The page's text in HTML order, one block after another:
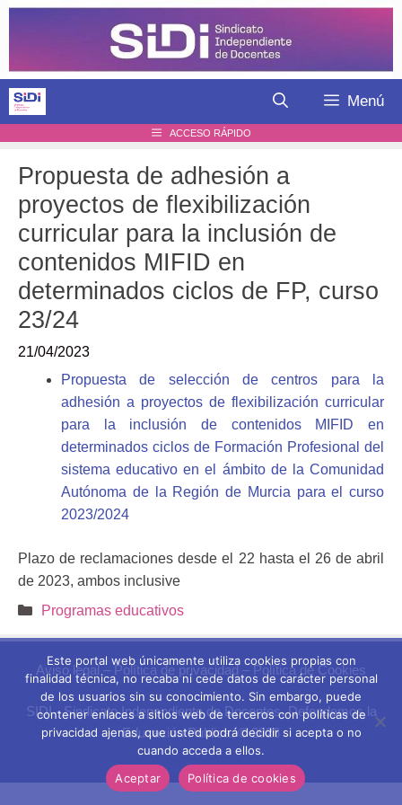
Saltar
Menú
ACCESO RÁPIDO
Propuesta de adhesión a
proyectos de flexibilización
curricular para la inclusión de
contenidos MIFID en
determinados ciclos de FP, curso
23/24
21/04/2023
Propuesta de selección de centros para la
adhesión a proyectos de flexibilización curricular
para la inclusión de contenidos MIFID en
determinados ciclos de Formación Profesional del
sistema educativo en el ámbito de la Comunidad
Autónoma de la Región de Murcia para el curso
2023/2024
Plazo de reclamaciones desde el 22 hasta el 26 de abril
de 2023, ambos inclusive
Categorías
Programas educativos
Aviso legal–Política de privacidad–Política de Cookies
SIDI - Sindicato Independiente de Docentes. Defendemos la
Educación Pública. © 2026
Este portal web únicamente utiliza cookies propias con
finalidad técnica, no recaba ni cede datos de carácter personal
de los usuarios sin su conocimiento. Sin embargo, puede
contener enlaces a sitios web de terceros con políticas de
privacidad ajenas, que usted podrá decidir si acepta o no
cuando acceda a ellos.
Aceptar
Política de cookies